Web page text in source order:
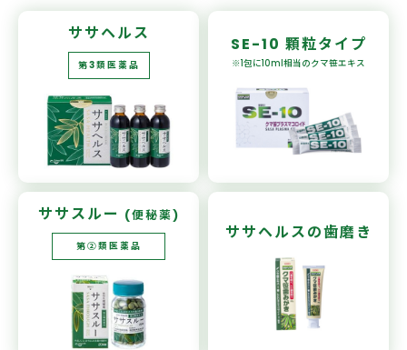
ササヘルス
第3類医薬品
SE-10 顆粒タイプ
※1包に10ml相当のクマ笹エキス
ササスルー (便秘薬)
第②類医薬品
ササヘルスの歯磨き